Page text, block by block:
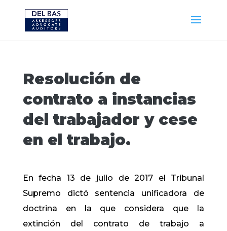
Resolución de
contrato a instancias
del trabajador y cese
en el trabajo.
En fecha 13 de julio de 2017 el Tribunal
Supremo dictó sentencia unificadora de
doctrina en la que considera que la
extinción del contrato de trabajo a